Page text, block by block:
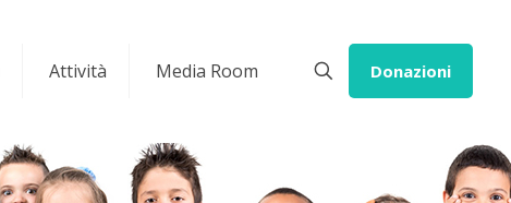
Attività Media Room Donazioni